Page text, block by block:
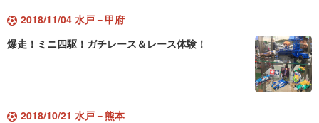
2018/11/04 水戸－甲府
爆走！ミニ四駆！ガチレース＆レース体験！
2018/10/21 水戸－熊本